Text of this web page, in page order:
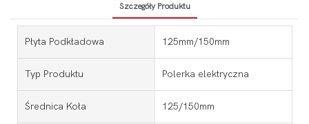
Szczegóły Produktu
Płyta Podkładowa 125mm/150mm
Typ Produktu Polerka elektryczna
Średnica Koła 125/150mm